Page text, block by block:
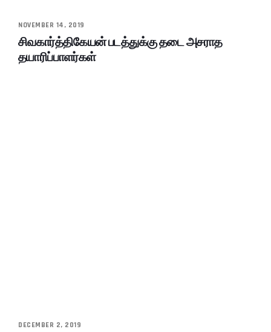
NOVEMBER 14, 2019
சிவகார்த்திகேயன் படத்துக்கு தடை அசராத
தயாரிப்பாளர்கள்
DECEMBER 2, 2019